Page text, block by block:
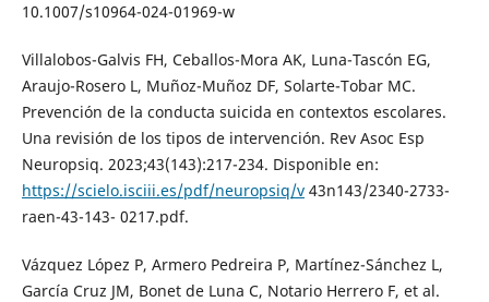
10.1007/s10964-024-01969-w
Villalobos-Galvis FH, Ceballos-Mora AK, Luna-Tascón EG,
Araujo-Rosero L, Muñoz-Muñoz DF, Solarte-Tobar MC.
Prevención de la conducta suicida en contextos escolares.
Una revisión de los tipos de intervención. Rev Asoc Esp
Neuropsiq. 2023;43(143):217-234. Disponible en:
https://scielo.isciii.es/pdf/neuropsiq/v43n143/2340-2733-
raen-43-143- 0217.pdf.
Vázquez López P, Armero Pedreira P, Martínez-Sánchez L,
García Cruz JM, Bonet de Luna C, Notario Herrero F, et al.